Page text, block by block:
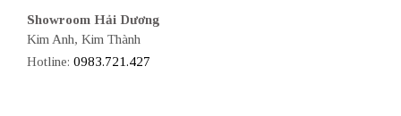
Showroom Hải Dương
Kim Anh, Kim Thành
Hotline: 0983.721.427